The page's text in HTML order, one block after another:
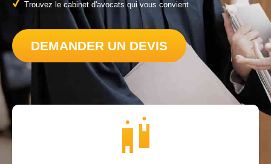
Trouvez le cabinet d'avocats qui vous convient
DEMANDER UN DEVIS